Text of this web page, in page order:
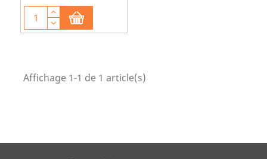
Affichage 1-1 de 1 article(s)